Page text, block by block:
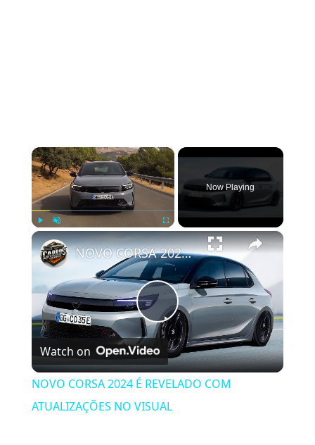
×
Now Playing
×
Play
Video
NOVO CORSA 2024 É REVELADO COM ATUALIZAÇÕES NO VISUAL
Watch on
NOVO CORSA 2024 É REVELADO COM
ATUALIZAÇÕES NO VISUAL